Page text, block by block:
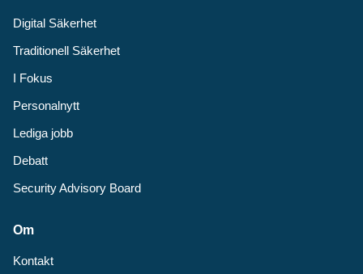
Digital Säkerhet
Traditionell Säkerhet
I Fokus
Personalnytt
Lediga jobb
Debatt
Security Advisory Board
Om
Kontakt